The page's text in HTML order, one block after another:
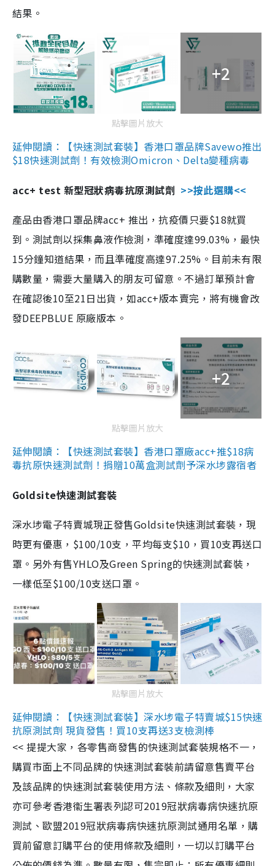
結果。
+2
點擊圖片放大
延伸閱讀：【快速測試套裝】香港口罩品牌Savewo推出
$18快速測試劑！有效檢測Omicron、Delta變種病毒
acc+ test 新型冠狀病毒抗原測試劑 >>按此選購<<
產品由香港口罩品牌acc+ 推出，抗疫價只要$18就買
到。測試劑以採集鼻液作檢測，準確度達99.03%，最快
15分鐘知道結果，而且準確度高達97.25%。目前未有限
購數量，需要大量購入的朋友可留意。不過訂單預計會
在確認後10至21日出貨，如acc+版本賣完，將有機會改
發DEEPBLUE 原廠版本。
+2
點擊圖片放大
延伸閱讀：【快速測試套裝】香港口罩廠acc+推$18病
毒抗原快速測試劑！捐贈10萬盒測試劑予深水埗露宿者
Goldsite快速測試套裝
深水埗電子特賣城現正發售Goldsite快速測試套裝，現
時更有優惠，$100/10支，平均每支$10，買10支再送口
罩。另外有售YHLO及Green Spring的快速測試套裝，
一樣低至$100/10支送口罩。
點擊圖片放大
延伸閱讀：【快速測試套裝】深水埗電子特賣城$15快速
抗原測試劑 現貨發售！買10支再送3支檢測棒
<< 提提大家，各零售商發售的快速測試套裝規格不一，
購買市面上不同品牌的快速測試套裝前請留意售賣平台
及該品牌的快速測試套裝使用方法、條款及細則，大家
亦可參考香港衞生署表列認可2019冠狀病毒病快速抗原
測試、歐盟2019冠狀病毒病快速抗原測試通用名單，購
買前留意訂購平台的使用條款及細則，一切以訂購平台